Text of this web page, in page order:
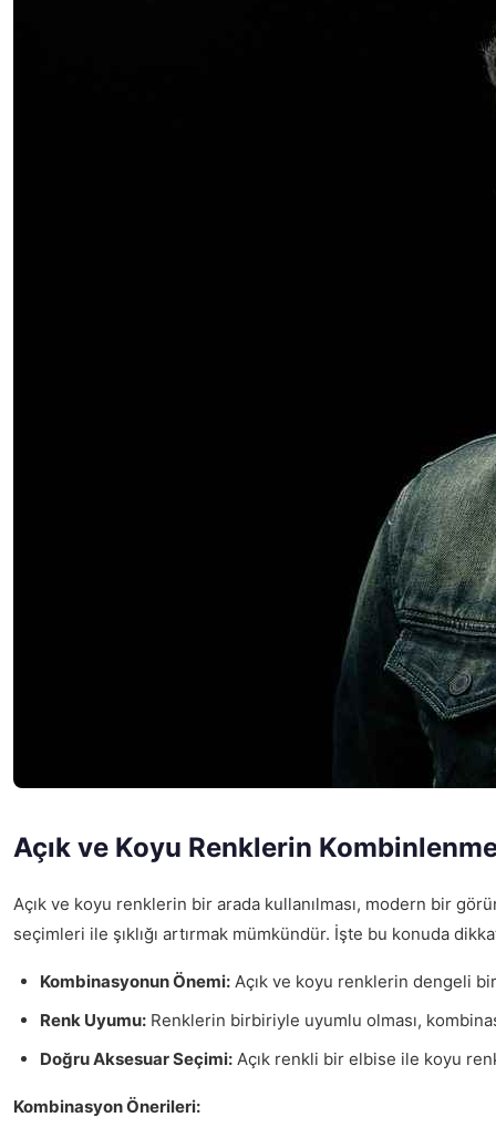
Açık ve Koyu Renklerin
Açık ve koyu renklerin bir arada kullanılması, modern bir
seçimleri ile şıklığı artırmak mümkündür. İşte bu konuda
Kombinasyonun Önemi: Açık ve koyu renklerin dengeli
Renk Uyumu: Renklerin birbiriyle uyumlu olması,
Doğru Aksesuar Seçimi: Açık renkli bir elbise ile koyu
Kombinasyon Önerileri: